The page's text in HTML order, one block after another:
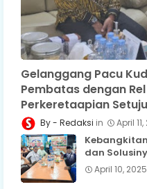
Gelanggang Pacu
Pembatas dengan
Perkeretaapian Setuju
Redaksi April
dan
April 10, 2025